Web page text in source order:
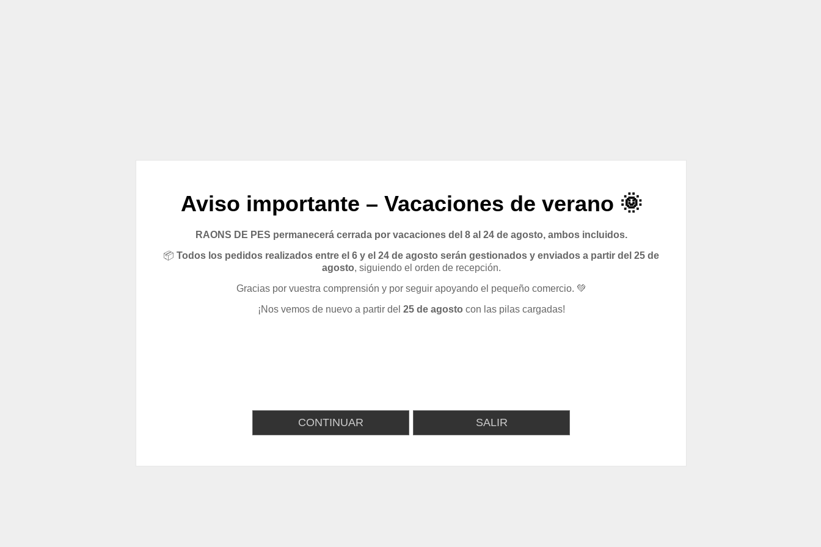
CONTINUAR SALIR
Aviso importante – Vacaciones de verano 🌞
RAONS DE PES permanecerá cerrada por vacaciones del 8 al 24 de agosto, ambos incluidos.
📦 Todos los pedidos realizados entre el 6 y el 24 de agosto serán gestionados y enviados a partir del 25 de
agosto, siguiendo el orden de recepción.
Gracias por vuestra comprensión y por seguir apoyando el pequeño comercio. 💚
¡Nos vemos de nuevo a partir del 25 de agosto con las pilas cargadas!